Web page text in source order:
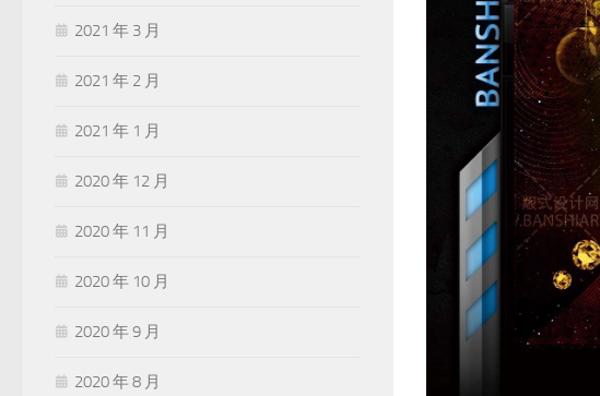
2021 年 3 月
2021 年 2 月
2021 年 1 月
2020 年 12 月
2020 年 11 月
2020 年 10 月
2020 年 9 月
2020 年 8 月